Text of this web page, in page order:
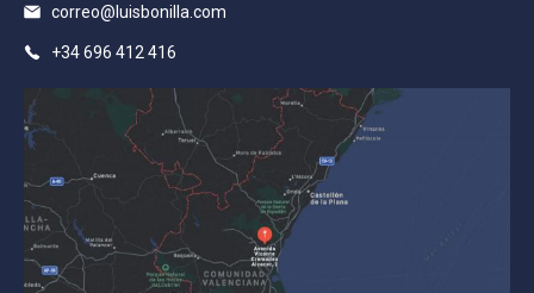
correo@luisbonilla.com
+34 696 412 416